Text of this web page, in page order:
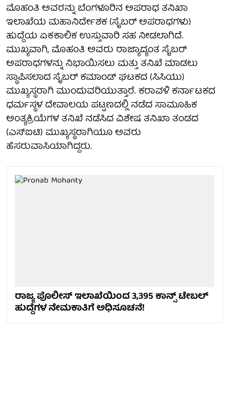
ಮೊಹಂತಿ ಅವರನ್ನು ಬೆಂಗಳೂರಿನ ಅಪರಾಧ ತನಿಖಾ
ಇಲಾಖೆಯ ಮಹಾನಿರ್ದೇಶಕ (ಸೈಬರ್ ಅಪರಾಧಗಳು)
ಹುದ್ದೆಯ ಏಕಕಾಲಿಕ ಉಸ್ತುವಾರಿ ಸಹ ನೀಡಲಾಗಿದೆ.
ಮುಖ್ಯವಾಗಿ, ಮೊಹಂತಿ ಅವರು ರಾಜ್ಯಾದ್ಯಂತ ಸೈಬರ್
ಅಪರಾಧಗಳನ್ನು ನಿಭಾಯಿಸಲು ಮತ್ತು ತನಿಖೆ ಮಾಡಲು
ಸ್ಥಾಪಿಸಲಾದ ಸೈಬರ್ ಕಮಾಂಡ್ ಘಟಕದ (ಸಿಸಿಯು)
ಮುಖ್ಯಸ್ಥರಾಗಿ ಮುಂದುವರಿಯುತ್ತಾರೆ. ಕರಾವಳಿ ಕರ್ನಾಟಕದ
ಧರ್ಮಸ್ಥಳ ದೇವಾಲಯ ಪಟ್ಟಣದಲ್ಲಿ ನಡೆದ ಸಾಮೂಹಿಕ
ಅಂತ್ಯಕ್ರಿಯೆಗಳ ತನಿಖೆ ನಡೆಸಿದ ವಿಶೇಷ ತನಿಖಾ ತಂಡದ
(ಎಸ್‌ಐಟಿ) ಮುಖ್ಯಸ್ಥರಾಗಿಯೂ ಅವರು
ಹೆಸರುವಾಸಿಯಾಗಿದ್ದರು.
ರಾಜ್ಯ ಪೊಲೀಸ್ ಇಲಾಖೆಯಿಂದ 3,395 ಕಾನ್ಸ್ ಟೇಬಲ್
ಹುದ್ದೆಗಳ ನೇಮಕಾತಿಗೆ ಅಧಿಸೂಚನೆ!